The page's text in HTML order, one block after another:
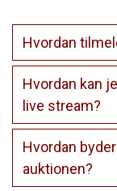
Hvordan
Hvordan kan
live stream?
Hvordan
auktionen?